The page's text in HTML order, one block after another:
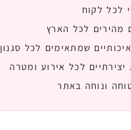
לכל לקוח
מהירים לכל הארץ
שמתאימים לכל סגנון
יצירתיים לכל אירוע ומטרה
ונוחה באתר